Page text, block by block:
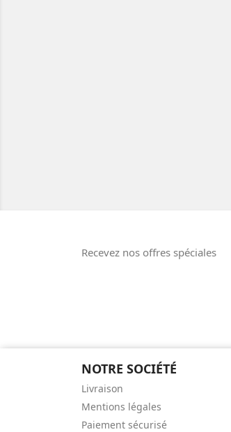
Recevez nos offres spéciales
NOTRE SOCIÉTÉ
Livraison
Mentions légales
Paiement sécurisé